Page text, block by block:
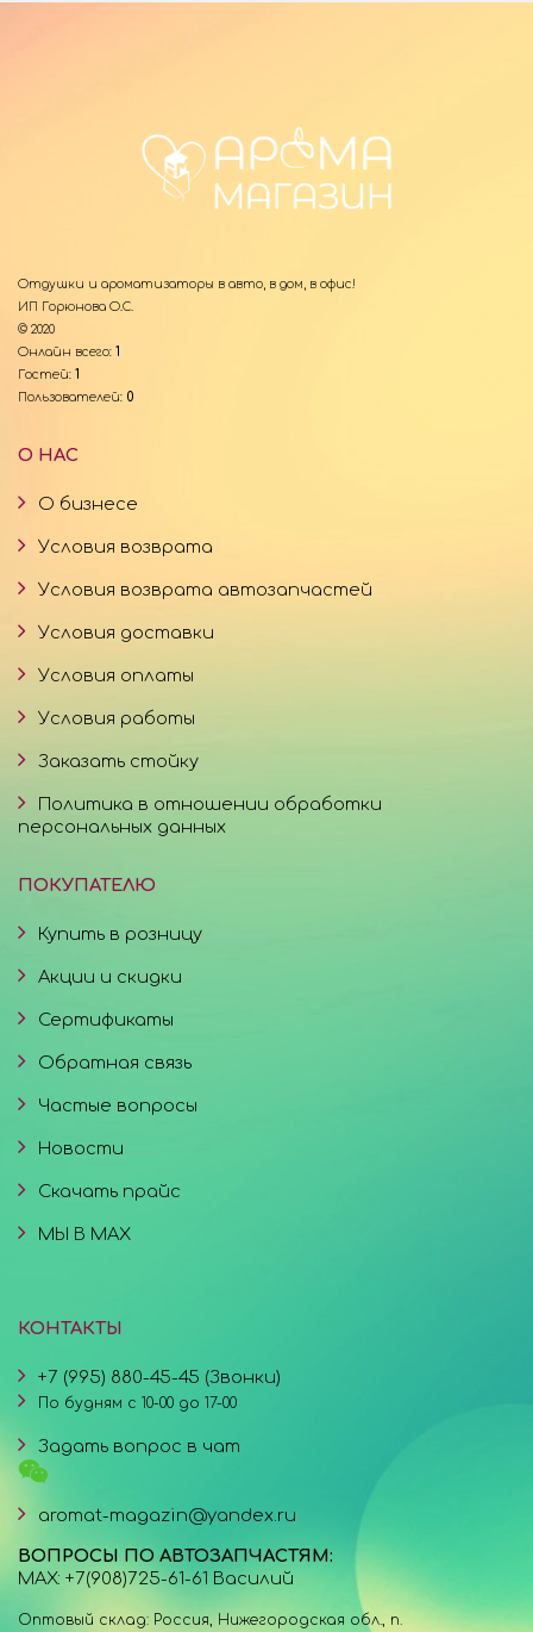
Отдушки и ароматизаторы в авто, в дом, в офис!
ИП Горюнова О.С.
© 2020
Онлайн всего: 1
Гостей: 1
Пользователей: 0
О НАС
О бизнесе
Условия возврата
Условия возврата автозапчастей
Условия доставки
Условия оплаты
Условия работы
Заказать стойку
Политика в отношении обработки
персональных данных
ПОКУПАТЕЛЮ
Купить в розницу
Акции и скидки
Сертификаты
Обратная связь
Частые вопросы
Новости
Скачать прайс
МЫ В MAX
КОНТАКТЫ
+7 (995) 880-45-45 (Звонки)
По будням с 10-00 до 17-00
Задать вопрос в чат
aromat-magazin@yandex.ru
ВОПРОСЫ ПО АВТОЗАПЧАСТЯМ:
MAX: +7(908)725-61-61 Василий
Оптовый склад: Россия, Нижегородская обл., п.